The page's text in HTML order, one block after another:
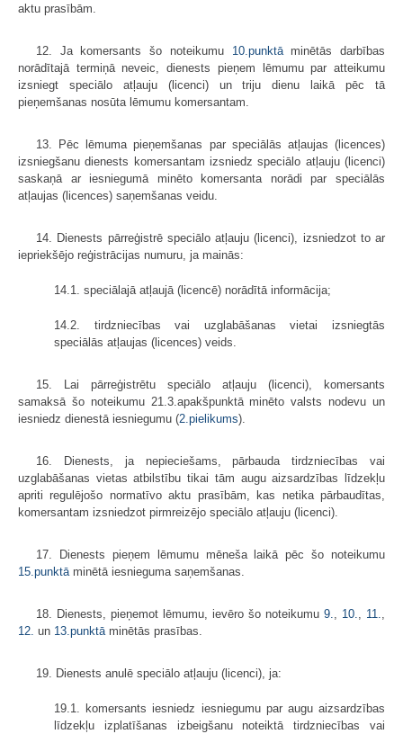
aktu prasībām.
12. Ja komersants šo noteikumu 10.punktāminētās darbības
norādītajā termiņā neveic, dienests pieņem lēmumu par atteikumu
izsniegt speciālo atļauju (licenci) un triju dienu laikā pēc tā
pieņemšanas nosūta lēmumu komersantam.
13. Pēc lēmuma pieņemšanas par speciālās atļaujas (licences)
izsniegšanu dienests komersantam izsniedz speciālo atļauju (licenci)
saskaņā ar iesniegumā minēto komersanta norādi par speciālās
atļaujas (licences) saņemšanas veidu.
14. Dienests pārreģistrē speciālo atļauju (licenci), izsniedzot to ar
iepriekšējo reģistrācijas numuru, ja mainās:
14.1. speciālajā atļaujā (licencē) norādītā informācija;
14.2. tirdzniecības vai uzglabāšanas vietai izsniegtās
speciālās atļaujas (licences) veids.
15. Lai pārreģistrētu speciālo atļauju (licenci), komersants
samaksā šo noteikumu 21.3.apakšpunktā minēto valsts nodevu un
iesniedz dienestā iesniegumu (2.pielikums).
16. Dienests, ja nepieciešams, pārbauda tirdzniecības vai
uzglabāšanas vietas atbilstību tikai tām augu aizsardzības līdzekļu
apriti regulējošo normatīvo aktu prasībām, kas netika pārbaudītas,
komersantam izsniedzot pirmreizējo speciālo atļauju (licenci).
17. Dienests pieņem lēmumu mēneša laikā pēc šo noteikumu
15.punktāminētā iesnieguma saņemšanas.
18. Dienests, pieņemot lēmumu, ievēro šo noteikumu 9., 10., 11.,
12. un 13.punktāminētās prasības.
19. Dienests anulē speciālo atļauju (licenci), ja:
19.1. komersants iesniedz iesniegumu par augu aizsardzības
līdzekļu izplatīšanas izbeigšanu noteiktā tirdzniecības vai